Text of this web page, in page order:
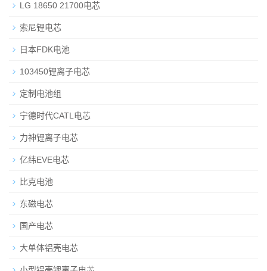
LG 18650 21700电芯
索尼锂电芯
日本FDK电池
103450锂离子电芯
定制电池组
宁德时代CATL电芯
力神锂离子电芯
亿纬EVE电芯
比克电池
东磁电芯
国产电芯
大单体铝壳电芯